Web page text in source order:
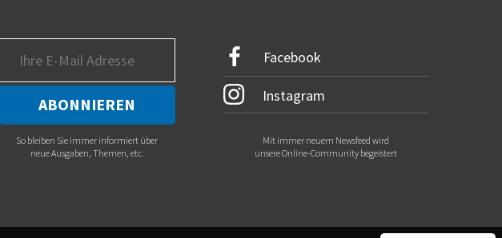
So bleiben Sie immer informiert über
neue Ausgaben, Themen, etc.
Facebook
Instagram
Mit immer neuem Newsfeed wird
unsere Online-Community begeistert